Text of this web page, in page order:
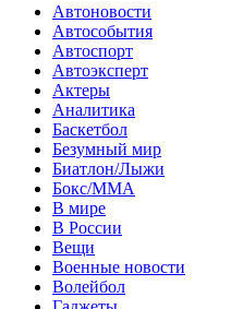
Автоновости
Автособытия
Автоспорт
Автоэксперт
Актеры
Аналитика
Баскетбол
Безумный мир
Биатлон/Лыжи
Бокс/MMA
В мире
В России
Вещи
Военные новости
Волейбол